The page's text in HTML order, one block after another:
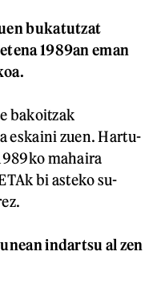
bukatutzat
1989an eman
bakoitzak
zuen. Hartu-
mahaira
bi asteko su-
indartsu al zen